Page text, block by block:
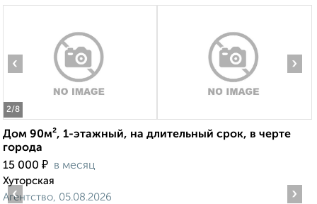
2/8
‹ ›
Дом 90м², 1-этажный, на длительный срок, в черте
города
15 000 ₽ в месяц
Хуторская
Агентство, 05.08.2026
‹ ›